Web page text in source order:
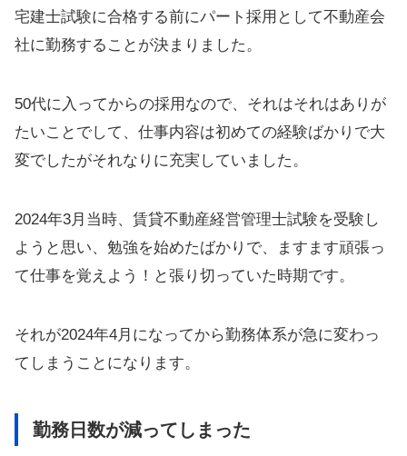
宅建士試験に合格する前にパート採用として不動産会
社に勤務することが決まりました。
50代に入ってからの採用なので、それはそれはありが
たいことでして、仕事内容は初めての経験ばかりで大
変でしたがそれなりに充実していました。
2024年3月当時、賃貸不動産経営管理士試験を受験し
ようと思い、勉強を始めたばかりで、ますます頑張っ
て仕事を覚えよう！と張り切っていた時期です。
それが2024年4月になってから勤務体系が急に変わっ
てしまうことになります。
勤務日数が減ってしまった